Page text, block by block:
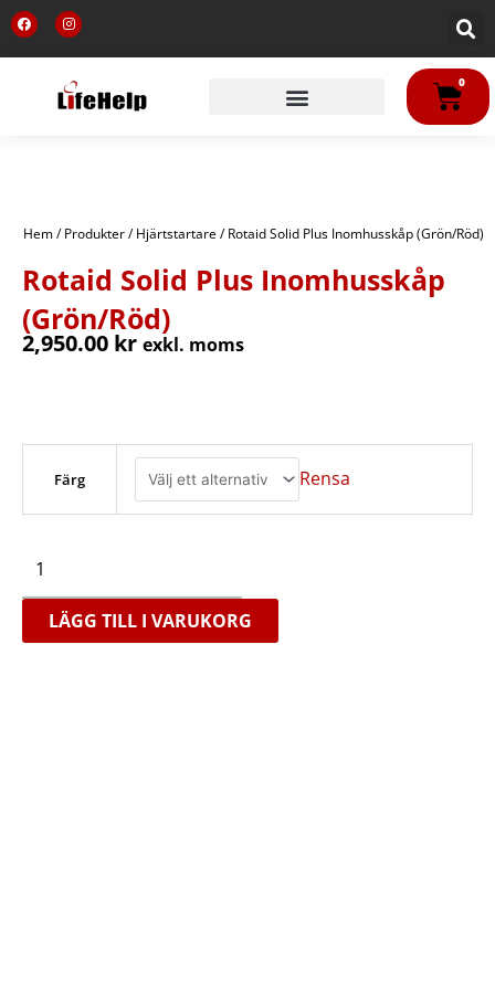
Hoppa
till
innehåll
F
a
c
e
I
n
s
t
g
r
a
0
Hem/Produkter/Hjärtstartare/ Rotaid Solid Plus Inomhusskåp (Grön/Röd)
Rotaid Solid Plus Inomhusskåp
(Grön/Röd)
2,950.00 kr exkl. moms
Färg Rensa
Solid
Inomhusskåp
(Grön/Röd)
LÄGG TILL I VARUKORG